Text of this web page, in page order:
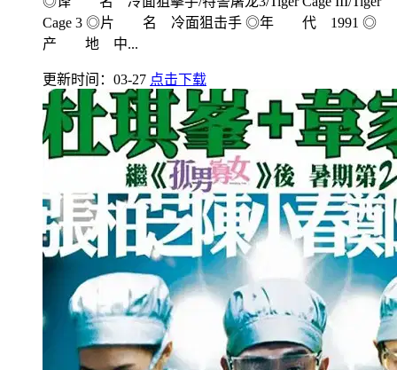
Cage 3 ◎片 名 冷面狙击手 ◎年 代 1991 ◎
产 地 中...
更新时间：03-27 点击下载